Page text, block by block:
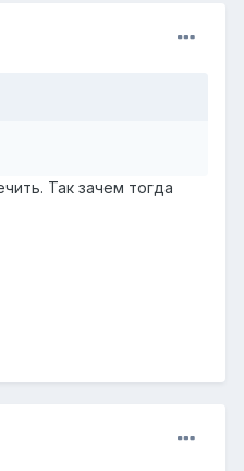
Так зачем тогда